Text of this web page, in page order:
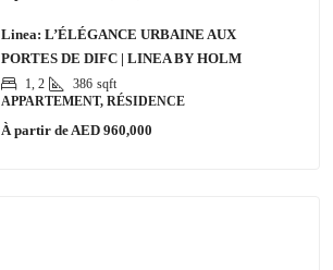
Linea: L’ÉLÉGANCE URBAINE AUX
PORTES DE DIFC | LINEA BY HOLM
1, 2 386 sqft
APPARTEMENT, RÉSIDENCE
À partir deAED 960,000